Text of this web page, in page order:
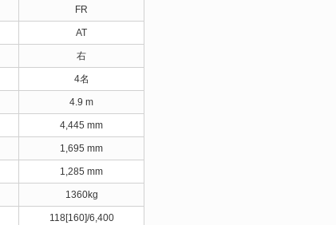
FR
AT
右
4名
4.9 m
4,445 mm
1,695 mm
1,285 mm
1360kg
118[160]/6,400